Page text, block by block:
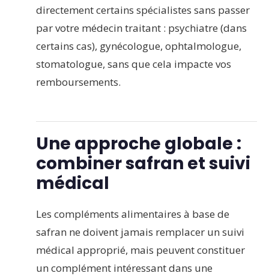
directement certains spécialistes sans passer
par votre médecin traitant : psychiatre (dans
certains cas), gynécologue, ophtalmologue,
stomatologue, sans que cela impacte vos
remboursements.
Une approche globale :
combiner safran et suivi
médical
Les compléments alimentaires à base de
safran ne doivent jamais remplacer un suivi
médical approprié, mais peuvent constituer
un complément intéressant dans une